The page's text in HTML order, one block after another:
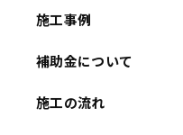
施工事例
補助金について
施工の流れ